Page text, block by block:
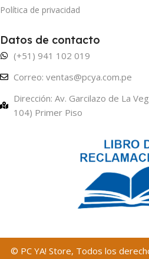
Política de privacidad
Datos de contacto
(+51) 941 102 019
Correo: ventas@pcya.com.pe
Dirección: Av. Garcilazo de La
104) Primer Piso
© PC YA! Store, Todos los